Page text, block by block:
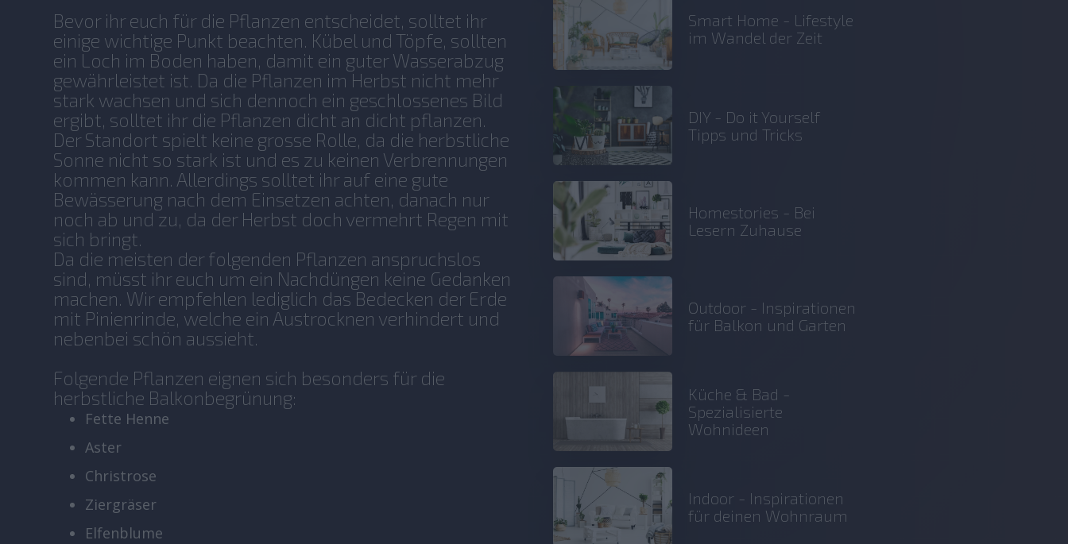
Bevor ihr euch für die Pflanzen entscheidet, solltet ihr
einige wichtige Punkt beachten. Kübel und Töpfe, sollten
ein Loch im Boden haben, damit ein guter Wasserabzug
gewährleistet ist. Da die Pflanzen im Herbst nicht mehr
stark wachsen und sich dennoch ein geschlossenes Bild
ergibt, solltet ihr die Pflanzen dicht an dicht pflanzen.
Der Standort spielt keine grosse Rolle, da die herbstliche
Sonne nicht so stark ist und es zu keinen Verbrennungen
kommen kann. Allerdings solltet ihr auf eine gute
Bewässerung nach dem Einsetzen achten, danach nur
noch ab und zu, da der Herbst doch vermehrt Regen mit
sich bringt.
Da die meisten der folgenden Pflanzen anspruchslos
sind, müsst ihr euch um ein Nachdüngen keine Gedanken
machen. Wir empfehlen lediglich das Bedecken der Erde
mit Pinienrinde, welche ein Austrocknen verhindert und
nebenbei schön aussieht.
Folgende Pflanzen eignen sich besonders für die
herbstliche Balkonbegrünung:
Fette Henne
Aster
Christrose
Ziergräser
Elfenblume
Smart Home - Lifestyle
im Wandel der Zeit
DIY - Do it Yourself
Tipps und Tricks
Homestories - Bei
Lesern Zuhause
Outdoor - Inspirationen
für Balkon und Garten
Küche & Bad -
Spezialisierte
Wohnideen
Indoor - Inspirationen
für deinen Wohnraum